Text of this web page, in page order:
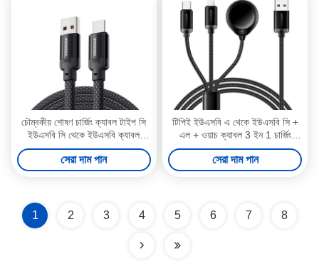
চৌম্বকীয় শোষণ চার্জিং ক্যাবল টাইপ সি
ইউএসবি সি থেকে ইউএসবি ক্যাবল
100W ES-X55 সিরিজ
সেরা দাম পান
টিপিই ইউএসবি এ থেকে ইউএসবি সি +
এল + ওয়াচ ক্যাবল 3 ইন 1 চার্জিং
ক্যাবল 3A ES-X60 সিরিজ
সেরা দাম পান
1 2 3 4 5 6 7 8